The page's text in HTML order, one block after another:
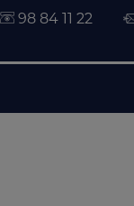
98 84 11 22